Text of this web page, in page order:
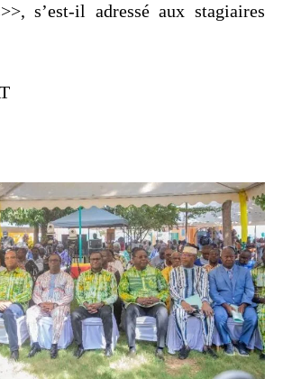
s’est-il adressé aux stagiaires